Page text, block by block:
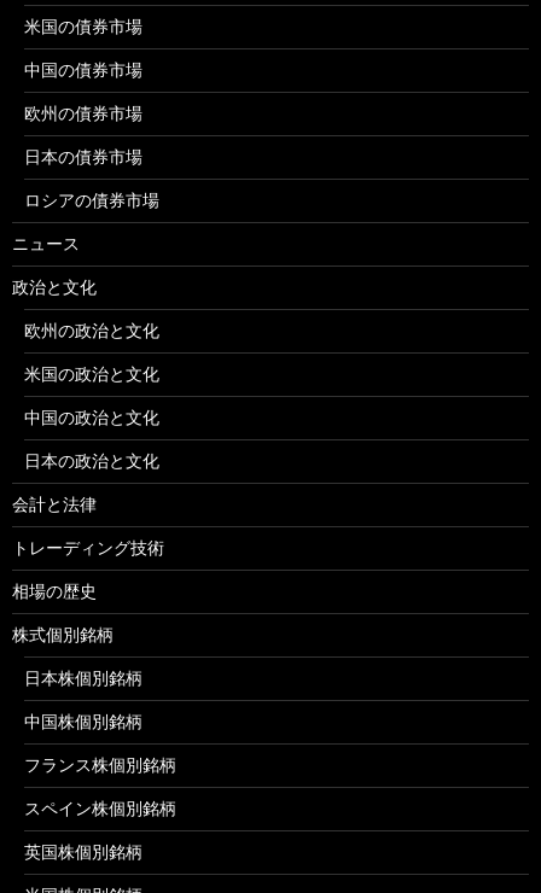
米国の債券市場
中国の債券市場
欧州の債券市場
日本の債券市場
ロシアの債券市場
ニュース
政治と文化
欧州の政治と文化
米国の政治と文化
中国の政治と文化
日本の政治と文化
会計と法律
トレーディング技術
相場の歴史
株式個別銘柄
日本株個別銘柄
中国株個別銘柄
フランス株個別銘柄
スペイン株個別銘柄
英国株個別銘柄